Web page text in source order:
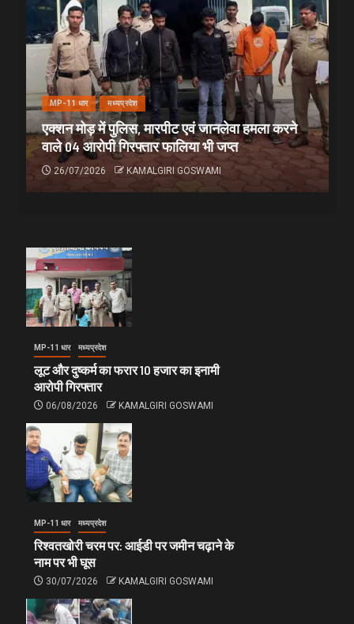
MP-11 धार मध्यप्रदेश
एक्शन मोड़ में पुलिस, मारपीट एवं जानलेवा हमला करने
वाले 04 आरोपी गिरफ्तार फालिया भी जप्त
26/07/2026 KAMALGIRI GOSWAMI
MP-11 धार मध्यप्रदेश
लूट और दुष्कर्म का फरार 10 हजार का इनामी
आरोपी गिरफ्तार
06/08/2026 KAMALGIRI GOSWAMI
MP-11 धार मध्यप्रदेश
रिश्वतखोरी चरम पर: आईडी पर जमीन चढ़ाने के
नाम पर भी घूस
30/07/2026 KAMALGIRI GOSWAMI